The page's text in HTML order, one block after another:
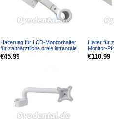
Halterung für LCD-Monitorhalter
für zahnärztliche orale intraorale
Kamera aus Ku...
€45.99
Halter für
Monitor-
intraorale
€110.99